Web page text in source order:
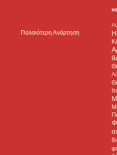
Παλαιότερη Ανάρτηση